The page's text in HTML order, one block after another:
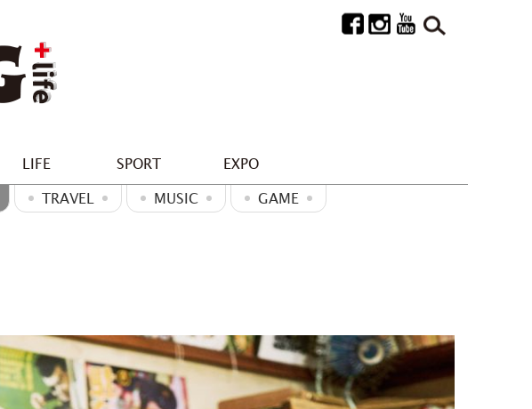
LIFE SPORT EXPO
TRAVEL MUSIC GAME